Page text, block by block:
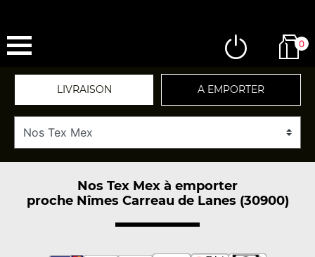
0
LIVRAISON A EMPORTER
Nos Tex Mex à emporter
proche Nîmes Carreau de Lanes (30900)